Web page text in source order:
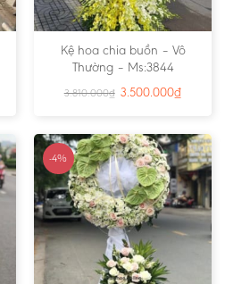
Kệ hoa chia buồn – Vô
Thường – Ms:3844
3.810.000₫ 3.500.000₫
-4%